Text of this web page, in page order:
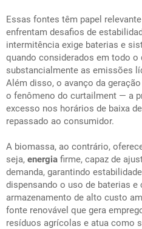
Essas fontes têm papel
enfrentam desafios de
intermitência exige baterias e
quando considerados em todo o
substancialmente as emissões
Além disso, o avanço da
o fenômeno do curtailment — a
excesso nos horários de baixa
repassado ao consumidor.
A biomassa, ao contrário,
seja, energia firme, capaz de
demanda, garantindo
dispensando o uso de baterias
armazenamento de alto custo
fonte renovável que gera
resíduos agrícolas e atua como